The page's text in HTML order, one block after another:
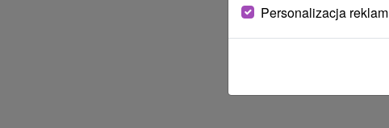
Personalizacja reklam